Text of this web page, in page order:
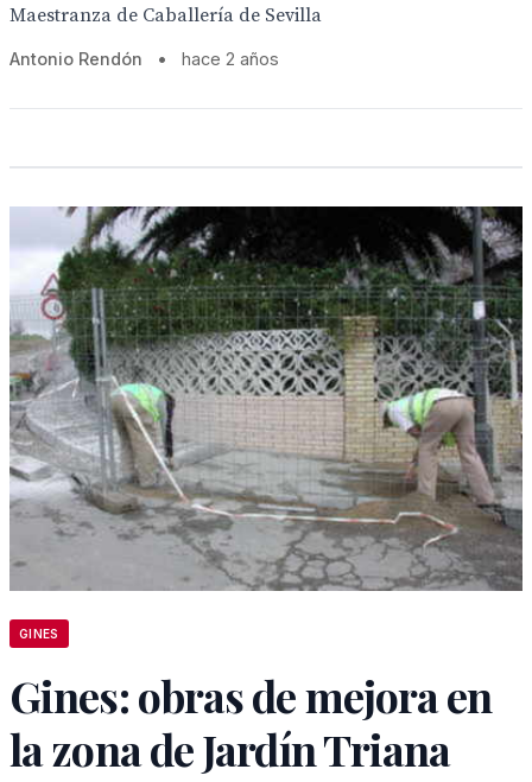
Maestranza de Caballería de Sevilla
Antonio Rendón • hace 2 años
GINES
Gines: obras de mejora en
la zona de Jardín Triana